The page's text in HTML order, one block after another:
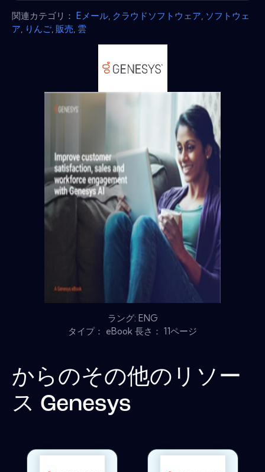
関連カテゴリ： Eメール クラウドソフトウェア ソフトウェ
ア りんご 販売 雲
ラング: ENG
タイプ： eBook 長さ： 11ページ
からのその他のリソー
ス Genesys